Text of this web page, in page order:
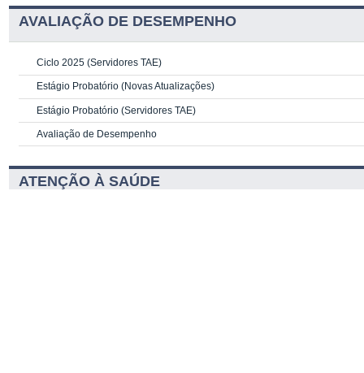
AVALIAÇÃO DE DESEMPENHO
Ciclo 2025 (Servidores TAE)
Estágio Probatório (Novas Atualizações)
Estágio Probatório (Servidores TAE)
Avaliação de Desempenho
ATENÇÃO À SAÚDE